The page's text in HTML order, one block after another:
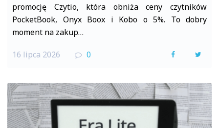
promocję Czytio, która obniża ceny czytników
PocketBook, Onyx Boox i Kobo o 5%. To dobry
moment na zakup…
16 lipca 2026 0
F
c
e
b
i
t
t